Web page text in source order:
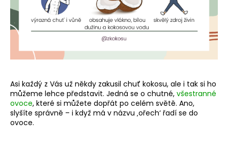
Asi každý z Vás už někdy zakusil chuť kokosu, ale i tak si ho
můžeme lehce představit. Jedná se o chutné, všestranné
ovoce, které si můžete dopřát po celém světě. Ano,
slyšíte správně – i když má v názvu ‚ořech‘ řadí se do
ovoce.
a
j
HLEDAT